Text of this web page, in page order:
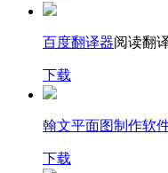
百度翻译器阅读翻
下载
翰文平面图制作软
下载